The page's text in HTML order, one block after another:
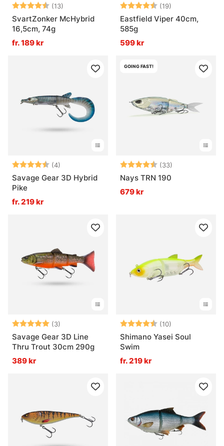
Betyg: (13)
4.5 utav 5 stjärnor
SvartZonker McHybrid
16,5cm, 74g
fr. 189 kr
Betyg: (19)
Eastfield Viper 40cm,
585g
599 kr
Betyg: (4)
4.8 utav 5 stjärnor
Savage Gear 3D Hybrid
Pike
fr. 219 kr
GOING FAST!
Betyg: (33)
Nays TRN 190
679 kr
Betyg: (3)
5.0 utav 5 stjärnor
Savage Gear 3D Line
Thru Trout 30cm 290g
389 kr
Betyg: (10)
Shimano Yasei Soul
Swim
fr. 219 kr